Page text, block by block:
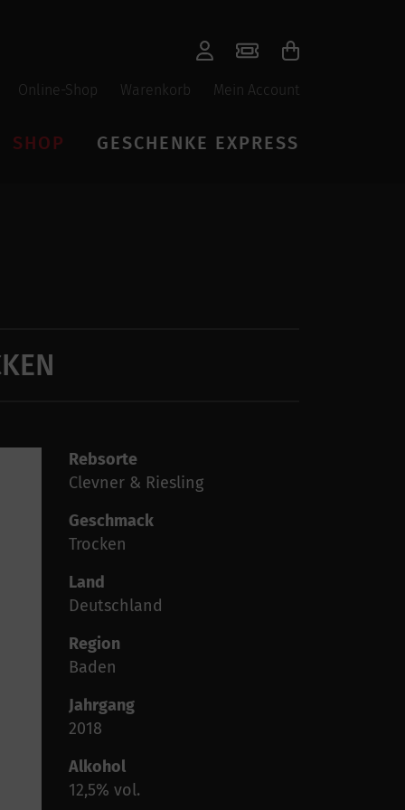
Online-Shop Warenkorb Mein Account
SHOP GESCHENKE EXPRESS
Rebsorte
Clevner & Riesling
Geschmack
Trocken
Land
Deutschland
Region
Baden
Jahrgang
2018
Alkohol
12,5% vol.